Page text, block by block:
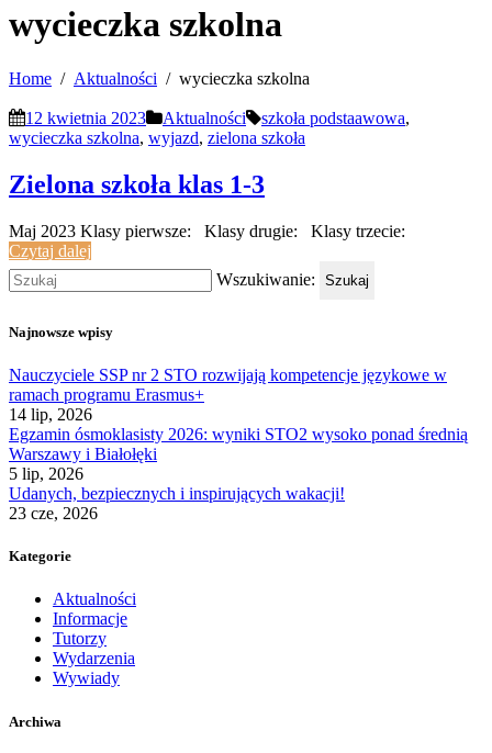
wycieczka szkolna
Home Aktualności wycieczka szkolna
12 kwietnia 2023 Aktualności szkoła podstaawowa,
wycieczka szkolna, wyjazd, zielona szkoła
Zielona szkoła klas 1-3
Maj 2023 Klasy pierwsze: Klasy drugie: Klasy trzecie:
Czytaj dalej
Wszukiwanie:
Szukaj
Najnowsze wpisy
Nauczyciele SSP nr 2 STO rozwijają kompetencje językowe w
ramach programu Erasmus+
14 lip, 2026
Egzamin ósmoklasisty 2026: wyniki STO2 wysoko ponad średnią
Warszawy i Białołęki
5 lip, 2026
Udanych, bezpiecznych i inspirujących wakacji!
23 cze, 2026
Kategorie
Aktualności
Informacje
Tutorzy
Wydarzenia
Wywiady
Archiwa